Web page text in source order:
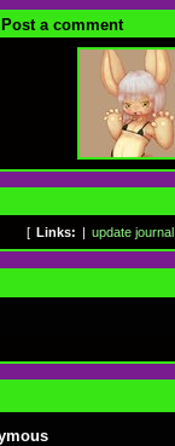
a comment
[ Links: update journal